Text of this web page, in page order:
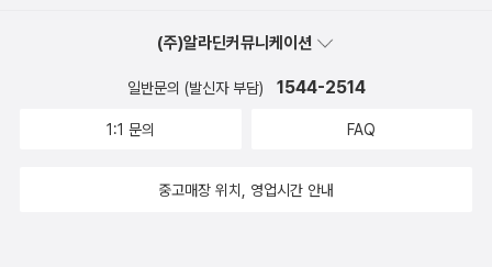
몹시 민감했다. 1913년, 크레타가 독립하여 그리스로 편입되자 카잔
차키스의 투쟁은 정신적인 방향으로 길을 틀었다. 예전에는 그의 투
형이상학적인 추상과 우상으로 확대되었다. 대학생 때부터 이미 금욕
과 사색을 통해 마침내 영원과 찰나가 같고 순간을 즐길 때 진정한 자
(주)알라딘커뮤니케이션
일반문의 (발신자 부담) 1544-2514
1:1 문의 FAQ
중고매장 위치, 영업시간 안내